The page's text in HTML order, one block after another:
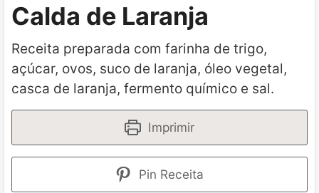
Calda de Laranja
Receita preparada com farinha de trigo,
açúcar, ovos, suco de laranja, óleo vegetal,
casca de laranja, fermento químico e sal.
Imprimir
Pin Receita